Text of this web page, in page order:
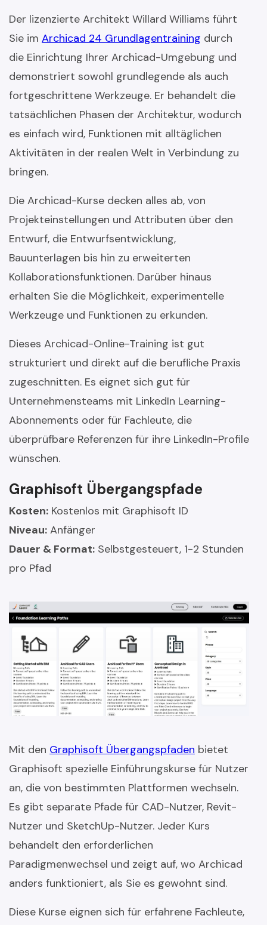
Der lizenzierte Architekt Willard Williams führt
Sie im Archicad 24 Grundlagentraining durch
die Einrichtung Ihrer Archicad-Umgebung und
demonstriert sowohl grundlegende als auch
fortgeschrittene Werkzeuge. Er behandelt die
tatsächlichen Phasen der Architektur, wodurch
es einfach wird, Funktionen mit alltäglichen
Aktivitäten in der realen Welt in Verbindung zu
bringen.
Die Archicad-Kurse decken alles ab, von
Projekteinstellungen und Attributen über den
Entwurf, die Entwurfsentwicklung,
Bauunterlagen bis hin zu erweiterten
Kollaborationsfunktionen. Darüber hinaus
erhalten Sie die Möglichkeit, experimentelle
Werkzeuge und Funktionen zu erkunden.
Dieses Archicad-Online-Training ist gut
strukturiert und direkt auf die berufliche Praxis
zugeschnitten. Es eignet sich gut für
Unternehmensteams mit LinkedIn Learning-
Abonnements oder für Fachleute, die
überprüfbare Referenzen für ihre LinkedIn-Profile
wünschen.
Graphisoft Übergangspfade
Kosten: Kostenlos mit Graphisoft ID
Niveau: Anfänger
Dauer & Format: Selbstgesteuert, 1-2 Stunden
pro Pfad
Mit den Graphisoft Übergangspfaden bietet
Graphisoft spezielle Einführungskurse für Nutzer
an, die von bestimmten Plattformen wechseln.
Es gibt separate Pfade für CAD-Nutzer, Revit-
Nutzer und SketchUp-Nutzer. Jeder Kurs
behandelt den erforderlichen
Paradigmenwechsel und zeigt auf, wo Archicad
anders funktioniert, als Sie es gewohnt sind.
Diese Kurse eignen sich für erfahrene Fachleute,